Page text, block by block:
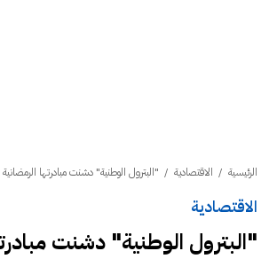
الرئيسية / الاقتصادية / "البترول الوطنية" دشنت مبادرتها
الاقتصادية
"البترول الوطنية" دشنت